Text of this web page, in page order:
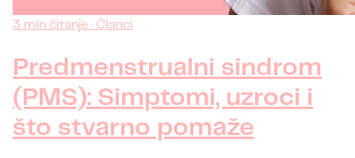
3 min čitanje · Članci
Predmenstrualni sindrom
(PMS): Simptomi, uzroci i
što stvarno pomaže